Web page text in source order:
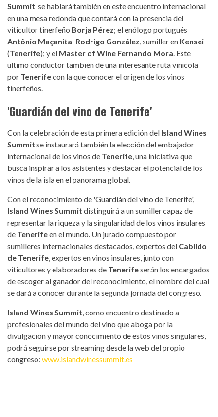
Summit, se hablará también en este encuentro internacional
en una mesa redonda que contará con la presencia del
viticultor tinerfeño Borja Pérez; el enólogo portugués
Antônio Maçanita; Rodrigo González, sumiller en Kensei
(Tenerife); y el Master of Wine Fernando Mora. Este
último conductor también de una interesante ruta vinícola
por Tenerifecon la que conocer el origen de los vinos
tinerfeños.
'Guardián del vino de Tenerife'
Con la celebración de esta primera edición del Island Wines
Summit se instaurará también la elección del embajador
internacional de los vinos de Tenerife, una iniciativa que
busca inspirar a los asistentes y destacar el potencial de los
vinos de la isla en el panorama global.
Con el reconocimiento de 'Guardián del vino de Tenerife',
Island Wines Summit distinguirá a un sumiller capaz de
representar la riqueza y la singularidad de los vinos insulares
de Tenerifeen el mundo. Un jurado compuesto por
sumilleres internacionales destacados, expertos del Cabildo
de Tenerife, expertos en vinos insulares, junto con
viticultores y elaboradores de Tenerifeserán los encargados
de escoger al ganador del reconocimiento, el nombre del cual
se dará a conocer durante la segunda jornada del congreso.
Island Wines Summit, como encuentro destinado a
profesionales del mundo del vino que aboga por la
divulgación y mayor conocimiento de estos vinos singulares,
podrá seguirse por streaming desde la web del propio
congreso: www.islandwinessummit.es